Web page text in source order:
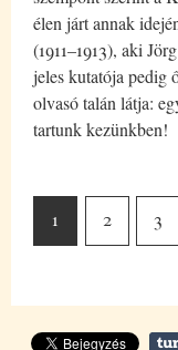
élen járt annak
(1911–1913), aki
jeles kutatója pedig
olvasó talán látja:
tartunk kezünkben!
1 2 3